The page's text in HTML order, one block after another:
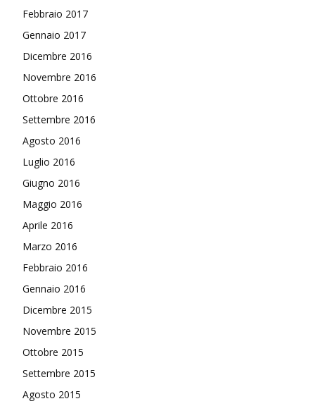
Febbraio 2017
Gennaio 2017
Dicembre 2016
Novembre 2016
Ottobre 2016
Settembre 2016
Agosto 2016
Luglio 2016
Giugno 2016
Maggio 2016
Aprile 2016
Marzo 2016
Febbraio 2016
Gennaio 2016
Dicembre 2015
Novembre 2015
Ottobre 2015
Settembre 2015
Agosto 2015